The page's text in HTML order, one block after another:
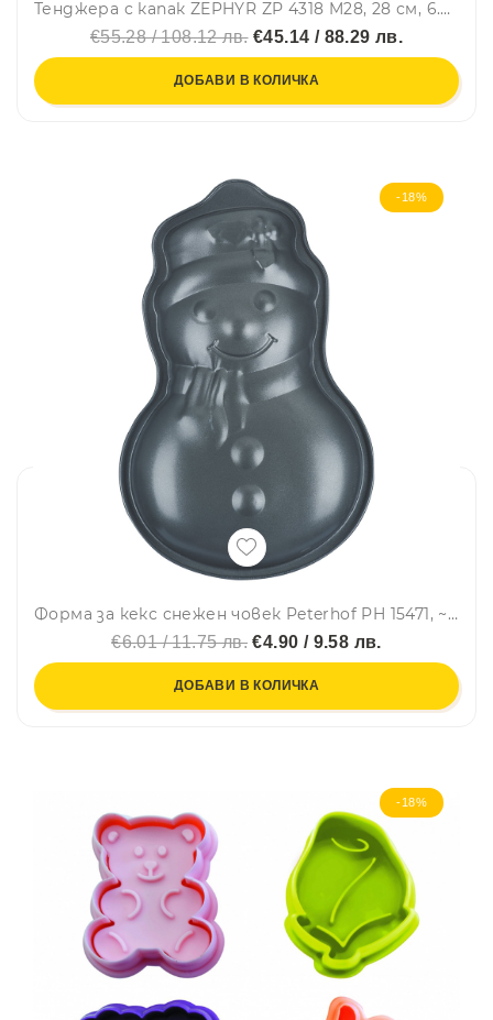
Тенджера с капак ZEPHYR ZP 4318 M28, 28 см, 6.5 литра, покритие Granite, Индукция, Черен
€55.28 / 108.12 лв.€45.14 / 88.29 лв.
ДОБАВИ В КОЛИЧКА
-18%
Форма за кекс снежен човек Peterhof PH 15471, ~19х28 см, Незалепващо покритие, Сив
€6.01 / 11.75 лв. €4.90 / 9.58 лв.
ДОБАВИ В КОЛИЧКА
-18%